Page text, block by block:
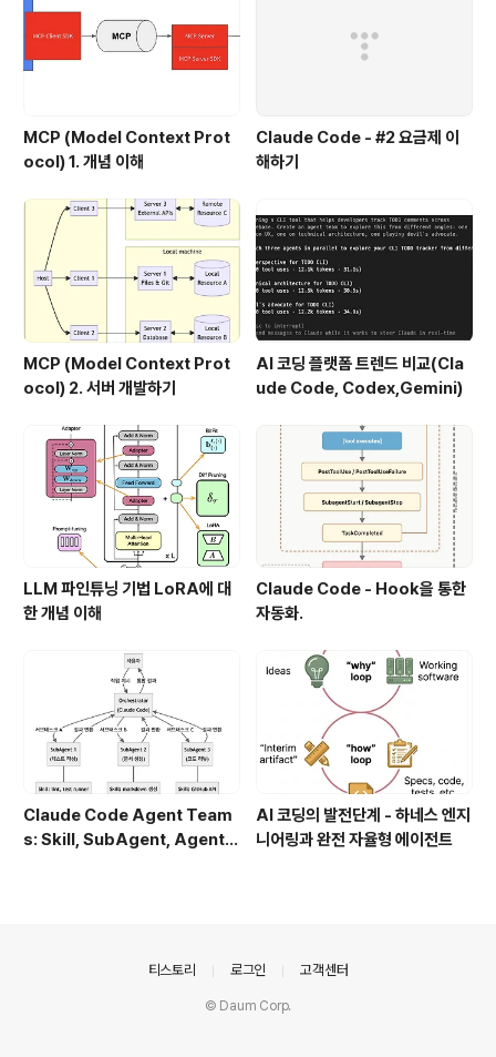
MCP (Model Context Prot
ocol) 1. 개념 이해
Claude Code - #2 요금제 이
해하기
MCP (Model Context Prot
ocol) 2. 서버 개발하기
AI 코딩 플랫폼 트렌드 비교(Cla
ude Code, Codex,Gemini)
LLM 파인튜닝 기법 LoRA에 대
한 개념 이해
Claude Code - Hook을 통한
자동화.
Claude Code Agent Team
s: Skill, SubAgent, Agent T
AI 코딩의 발전단계 - 하네스 엔지
니어링과 완전 자율형 에이전트
티스토리 로그인 고객센터
© Daum Corp.